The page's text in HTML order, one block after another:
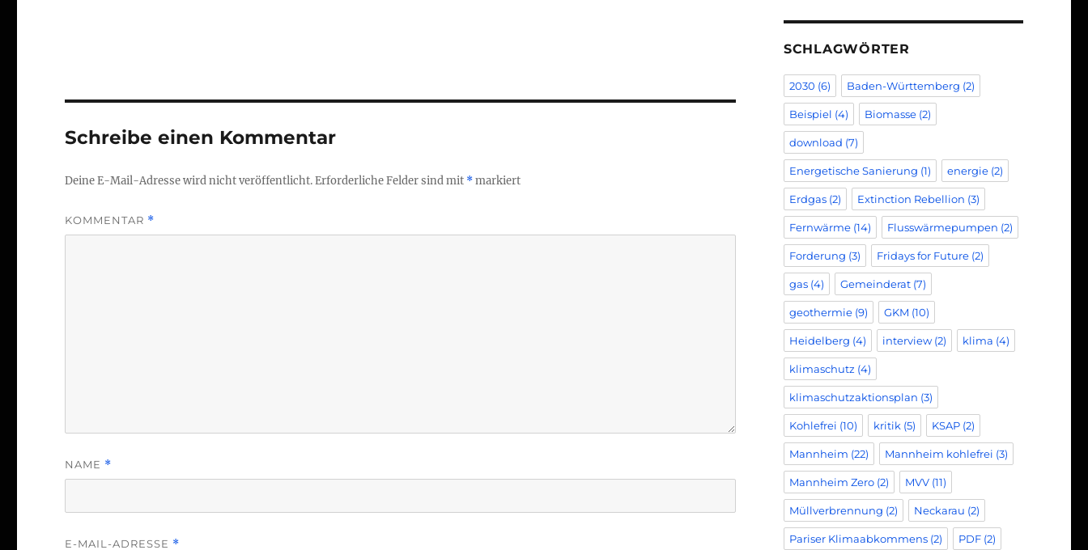
Schreibe einen Kommentar
Deine E-Mail-Adresse wird nicht veröffentlicht.Erforderliche Felder sind mit *markiert
KOMMENTAR *
NAME *
E-MAIL-ADRESSE *
SCHLAGWÖRTER
2030 (6) Baden-Württemberg (2)
Beispiel (4) Biomasse(2)
download (7)
Energetische Sanierung (1) energie(2)
Erdgas(2) Extinction Rebellion (3)
Fernwärme(14) Flusswärmepumpen (2)
Forderung (3) Fridays for Future(2)
gas(4) Gemeinderat(7)
geothermie(9) GKM (10)
Heidelberg (4) interview(2) klima (4)
klimaschutz (4)
klimaschutzaktionsplan (3)
Kohlefrei (10) kritik (5) KSAP(2)
Mannheim (22) Mannheim kohlefrei (3)
Mannheim Zero(2) MVV(11)
Müllverbrennung (2) Neckarau (2)
Pariser Klimaabkommens(2) PDF(2)